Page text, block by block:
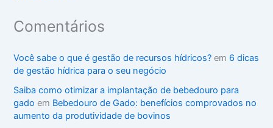
Comentários
Você sabe o que é gestão de recursos hídricos? em 6 dicas
de gestão hídrica para o seu negócio
Saiba como otimizar a implantação de bebedouro para
gado em Bebedouro de Gado: benefícios comprovados no
aumento da produtividade de bovinos